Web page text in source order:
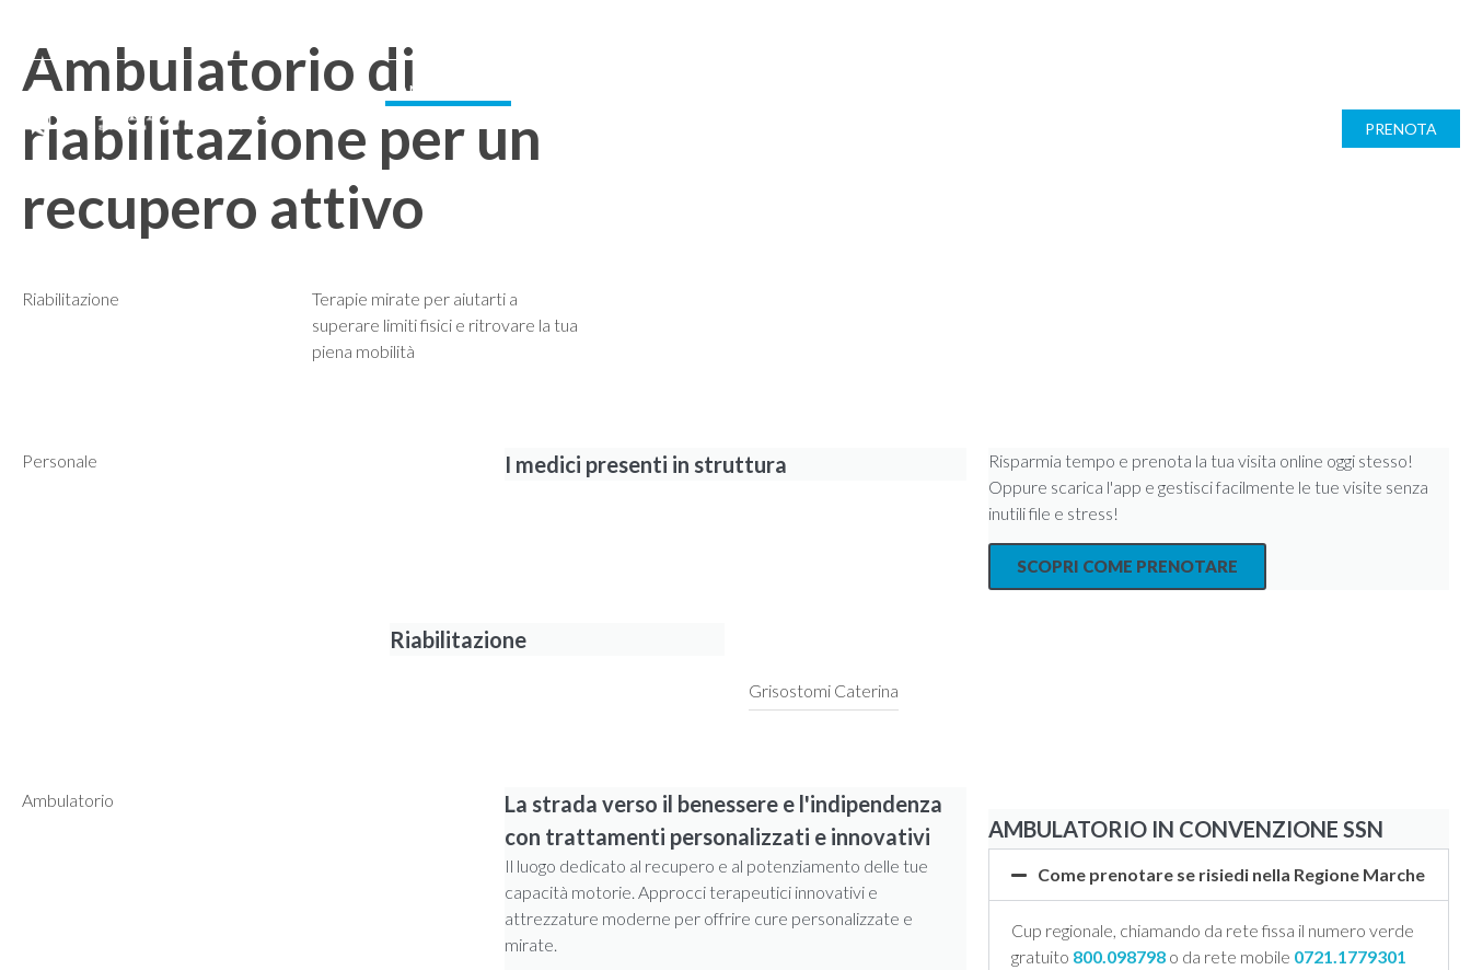
AMBULATORI
PRENOTA
Ambulatorio di
riabilitazione per un
recupero attivo
Riabilitazione
Terapie mirate per aiutarti a
superare limiti fisici e ritrovare la tua
piena mobilità
Personale I medici presenti in struttura
Risparmia tempo e prenota la tua visita online oggi stesso!
Oppure scarica l'app e gestisci facilmente le tue visite senza
inutili file e stress!
SCOPRI COME PRENOTARE
Riabilitazione
Grisostomi Caterina
Ambulatorio
La strada verso il benessere e l'indipendenza
con trattamenti personalizzati e innovativi
Il luogo dedicato al recupero e al potenziamento delle tue
capacità motorie. Approcci terapeutici innovativi e
attrezzature moderne per offrire cure personalizzate e
mirate.
AMBULATORIO IN CONVENZIONE SSN
Come prenotare se risiedi nella Regione Marche
Cup regionale, chiamando da rete fissa il numero verde
gratuito 800.098798o da rete mobile 0721.1779301